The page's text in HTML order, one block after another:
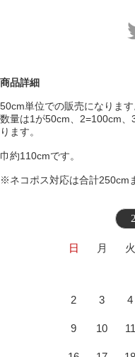
商品詳細
50cm単位での販売になります
数量は1が50cm、2=100cm
ります。
巾約110cmです。
※ネコポス対応は合計250cm
日 月 火
2 3 4
9 10 11